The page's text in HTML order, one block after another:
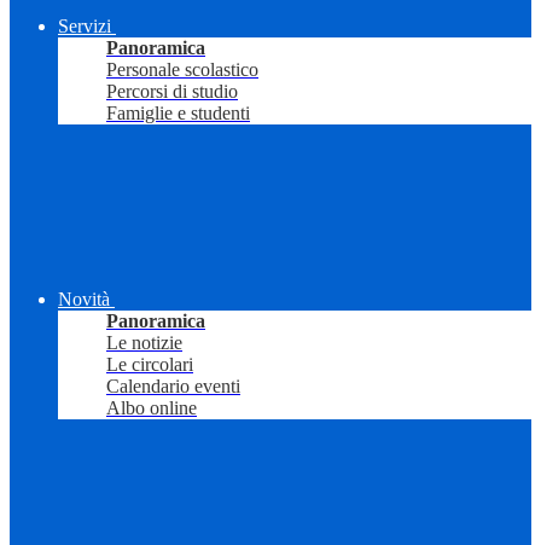
Servizi
Panoramica
Personale scolastico
Percorsi di studio
Famiglie e studenti
Novità
Panoramica
Le notizie
Le circolari
Calendario eventi
Albo online